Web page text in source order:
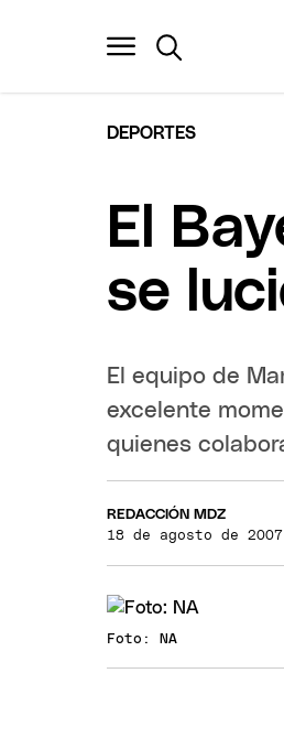
DEPORTES
El
se
El equipo de
excelente
quienes
REDACCIÓN MDZ
18 de agosto de
Foto: NA